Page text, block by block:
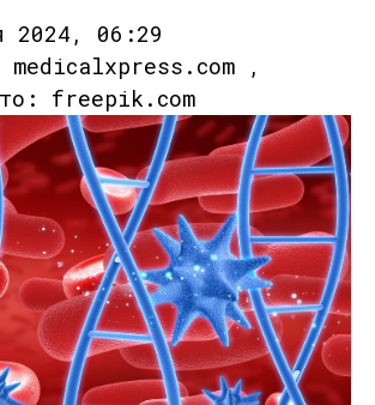
2024, 06:29
medicalxpress.com ,
freepik.com